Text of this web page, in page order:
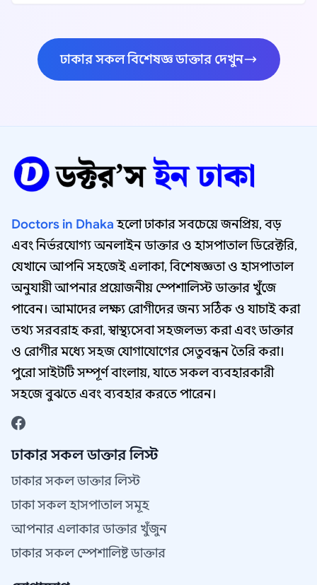
ঢাকার সকল বিশেষজ্ঞ ডাক্তার দেখুন
Doctors in Dhakaহলো ঢাকার সবচেয়ে জনপ্রিয়, বড়
এবং নির্ভরযোগ্য অনলাইন ডাক্তার ও হাসপাতাল ডিরেক্টরি,
যেখানে আপনি সহজেই এলাকা, বিশেষজ্ঞতা ও হাসপাতাল
অনুযায়ী আপনার প্রয়োজনীয় স্পেশালিস্ট ডাক্তার খুঁজে
পাবেন। আমাদের লক্ষ্য রোগীদের জন্য সঠিক ও যাচাই করা
তথ্য সরবরাহ করা, স্বাস্থ্যসেবা সহজলভ্য করা এবং ডাক্তার
ও রোগীর মধ্যে সহজ যোগাযোগের সেতুবন্ধন তৈরি করা।
পুরো সাইটটি সম্পূর্ণ বাংলায়, যাতে সকল ব্যবহারকারী
সহজে বুঝতে এবং ব্যবহার করতে পারেন।
ঢাকার সকল ডাক্তার লিস্ট
ঢাকার সকল ডাক্তার লিস্ট
ঢাকা সকল হাসপাতাল সমূহ
আপনার এলাকার ডাক্তার খুঁজুন
ঢাকার সকল স্পেশালিষ্ট ডাক্তার